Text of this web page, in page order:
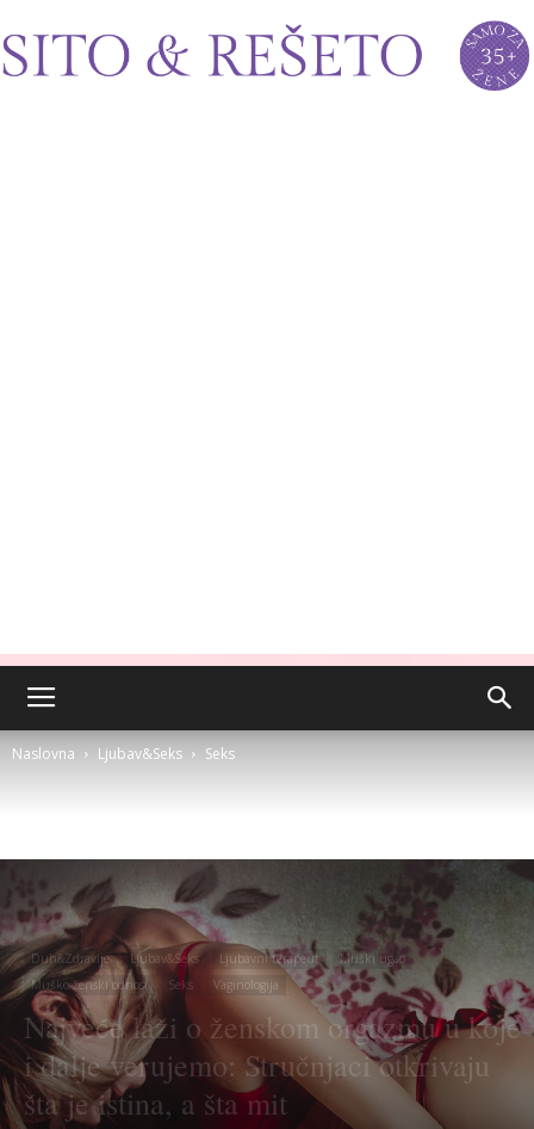
Naslovna Ljubav&Seks Seks
Duh&Zdravlje Ljubav&Seks Ljubavni terapeut
Muški ugao
Muško-ženski odnosi
Seks Vaginologija
Najveće laži o ženskom orgazmu u koje
i dalje verujemo: Stručnjaci otkrivaju
šta je istina, a šta mit